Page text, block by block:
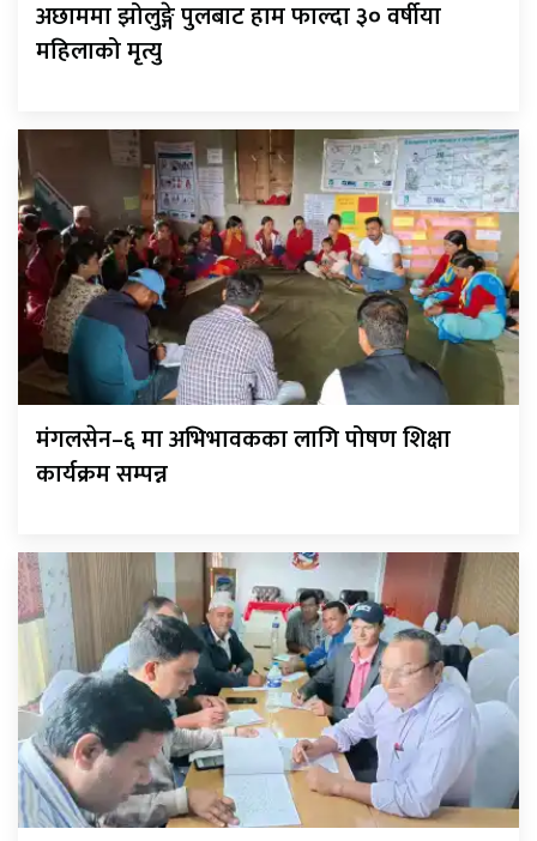
अछाममा झोलुङ्गे पुलबाट हाम फाल्दा ३० वर्षीया
महिलाको मृत्यु
मंगलसेन–६ मा अभिभावकका लागि पोषण शिक्षा
कार्यक्रम सम्पन्न